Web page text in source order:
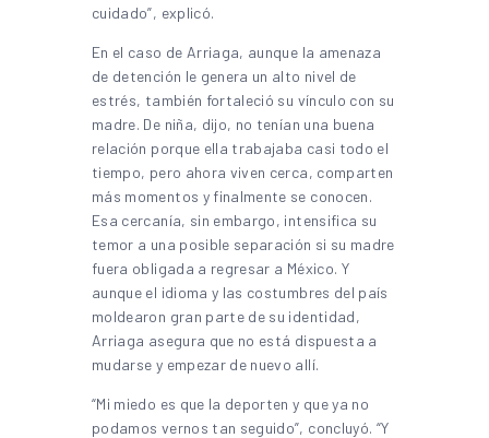
cuidado”, explicó.
En el caso de Arriaga, aunque la amenaza
de detención le genera un alto nivel de
estrés, también fortaleció su vínculo con su
madre. De niña, dijo, no tenían una buena
relación porque ella trabajaba casi todo el
tiempo, pero ahora viven cerca, comparten
más momentos y finalmente se conocen.
Esa cercanía, sin embargo, intensifica su
temor a una posible separación si su madre
fuera obligada a regresar a México. Y
aunque el idioma y las costumbres del país
moldearon gran parte de su identidad,
Arriaga asegura que no está dispuesta a
mudarse y empezar de nuevo allí.
“Mi miedo es que la deporten y que ya no
podamos vernos tan seguido”, concluyó. “Y